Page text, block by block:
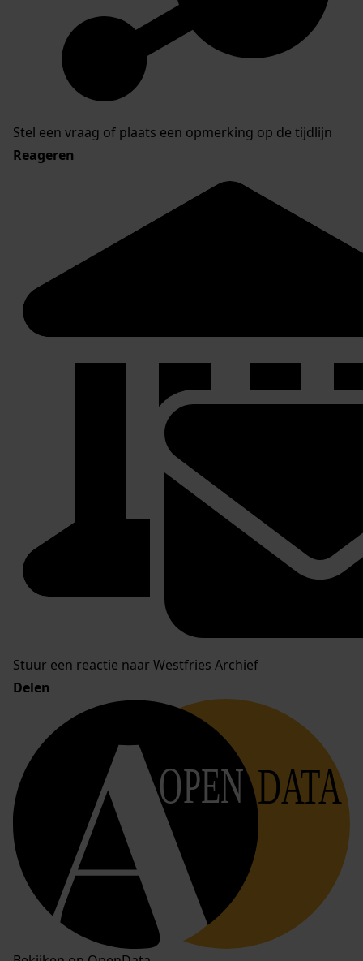
Stel een vraag of plaats een opmerking op de tijdlijn
Reageren
Stuur een reactie naar Westfries Archief
Delen
OPEN DATA